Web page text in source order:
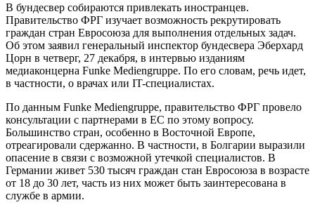
В бундесвер собираются привлекать иностранцев.
Правительство ФРГ изучает возможность рекрутировать
граждан стран Евросоюза для выполнения отдельных задач.
Об этом заявил генеральный инспектор бундесвера Эберхард
Цорн в четверг, 27 декабря, в интервью изданиям
медиаконцерна Funke Mediengruppe. По его словам, речь идет,
в частности, о врачах или IT-специалистах.
По данным Funke Mediengruppe, правительство ФРГ провело
консультации с партнерами в ЕС по этому вопросу.
Большинство стран, особенно в Восточной Европе,
отреагировали сдержанно. В частности, в Болгарии выразили
опасение в связи с возможной утечкой специалистов. В
Германии живет 530 тысяч граждан стан Евросоюза в возрасте
от 18 до 30 лет, часть из них может быть заинтересована в
службе в армии.